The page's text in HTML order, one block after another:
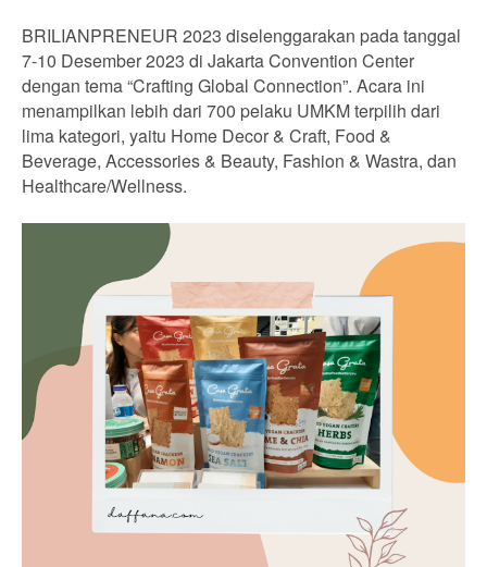
BRILIANPRENEUR 2023 diselenggarakan pada tanggal
7-10 Desember 2023 di Jakarta Convention Center
dengan tema “Crafting Global Connection”. Acara ini
menampilkan lebih dari 700 pelaku UMKM terpilih dari
lima kategori, yaitu Home Decor & Craft, Food &
Beverage, Accessories & Beauty, Fashion & Wastra, dan
Healthcare/Wellness.